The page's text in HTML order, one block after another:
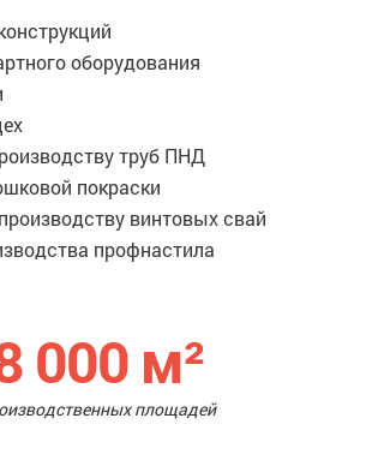
оборудования
труб ПНД
покраски
винтовых свай
профнастила
000 м²
площадей